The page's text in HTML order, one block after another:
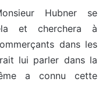
Hubner se
et cherchera à
dans les
lui parler dans la
a connu cette